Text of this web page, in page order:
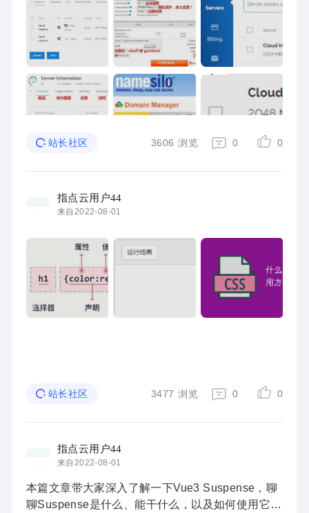
站长社区 3606 浏览 0 0
指点云用户44
来自2022-08-01
站长社区 3477 浏览 0 0
指点云用户44
来自2022-08-01
本篇文章带大家深入了解一下Vue3 Suspense，聊
聊Suspense是什么、能干什么，以及如何使用它，